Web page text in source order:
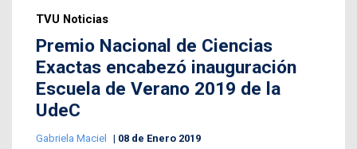
TVU Noticias
Premio Nacional de Ciencias
Exactas encabezó inauguración
Escuela de Verano 2019 de la
UdeC
Gabriela Maciel 08 de Enero 2019